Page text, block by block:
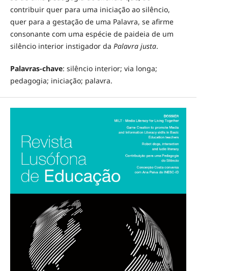
contribuir quer para uma iniciação ao silêncio,
quer para a gestação de uma Palavra, se afirme
consonante com uma espécie de paideia de um
silêncio interior instigador da Palavra justa.
Palavras-chave: silêncio interior; via longa;
pedagogia; iniciação; palavra.